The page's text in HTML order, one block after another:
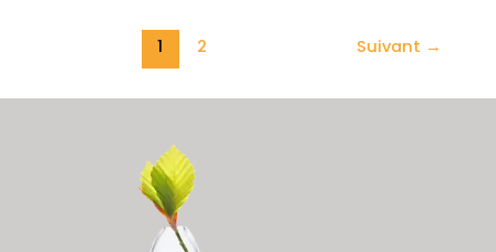
1 2 Suivant →